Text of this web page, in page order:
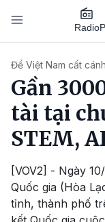
Nhảy đến nội dung
Radio
Để Việt Nam cất cánh
Gần
tài tại
STEM,
[VOV2] - Ngày
Quốc gia (Hòa
tỉnh, thành phố